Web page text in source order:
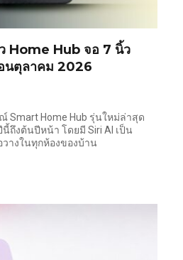
Home Hub จอ 7 นิ้ว
นตุลาคม 2026
Smart Home Hub รุ่นใหม่ล่าสุด
ถึงต้นปีหน้า โดยมี Siri AI เป็น
างในทุกห้องของบ้าน